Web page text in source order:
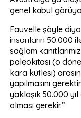
genel kabul
Fauvelle şöyle
insanların 50.000
sağlam
paleokıtası (o
kara kütlesi)
yapılmasını
yaklaşık 50.000 yıl
olması gerekir.”